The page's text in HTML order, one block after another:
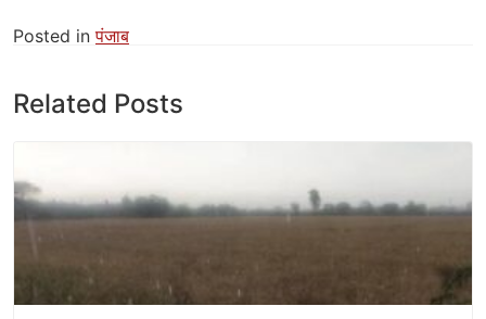
Posted inपंजाब
Related Posts